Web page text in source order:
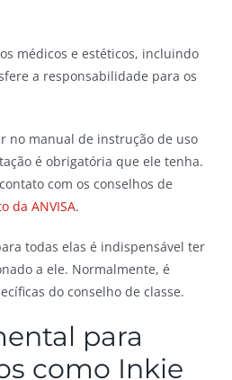
médicos e estéticos, incluindo
a responsabilidade para os
no manual de instrução de uso
é obrigatória que ele tenha.
com os conselhos de
da ANVISA.
todas elas é indispensável ter
a ele. Normalmente, é
do conselho de classe.
para
como Inkie